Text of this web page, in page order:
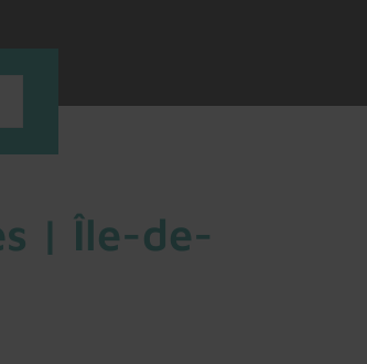
| Île-de-